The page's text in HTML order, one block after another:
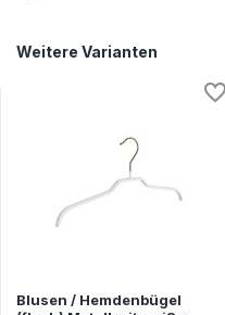
Weitere Varianten
Blusen / Hemdenbügel